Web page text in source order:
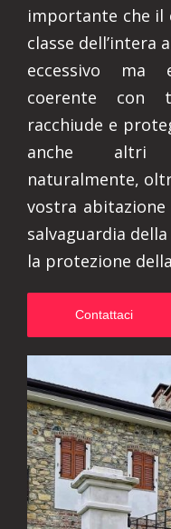
importante che il
classe dell’intera
eccessivo ma
coerente con
racchiude e
anche altri
naturalmente,
vostra
salvaguardia
la protezione
Contattaci